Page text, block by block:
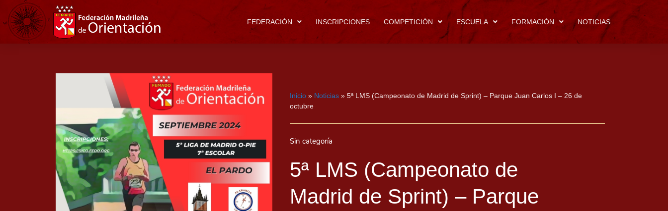
FEDERACIÓN INSCRIPCIONES COMPETICIÓN ESCUELA FORMACIÓN NOTICIAS
Inicio » Noticias » 5ª LMS (Campeonato de Madrid de Sprint) – Parque Juan Carlos I – 26 de
octubre
Sin categoría
5ª LMS (Campeonato de
Madrid de Sprint) – Parque